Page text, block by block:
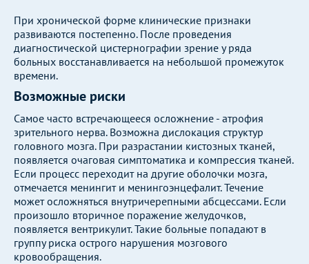
При хронической форме клинические признаки
развиваются постепенно. После проведения
диагностической цистернографии зрение у ряда
больных восстанавливается на небольшой промежуток
времени.
Возможные риски
Самое часто встречающееся осложнение - атрофия
зрительного нерва. Возможна дислокация структур
головного мозга. При разрастании кистозных тканей,
появляется очаговая симптоматика и компрессия тканей.
Если процесс переходит на другие оболочки мозга,
отмечается менингит и менингоэнцефалит. Течение
может осложняться внутричерепными абсцессами. Если
произошло вторичное поражение желудочков,
появляется вентрикулит. Такие больные попадают в
группу риска острого нарушения мозгового
кровообращения.